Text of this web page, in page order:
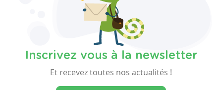
Inscrivez vous à la newsletter
Et recevez toutes nos actualités !